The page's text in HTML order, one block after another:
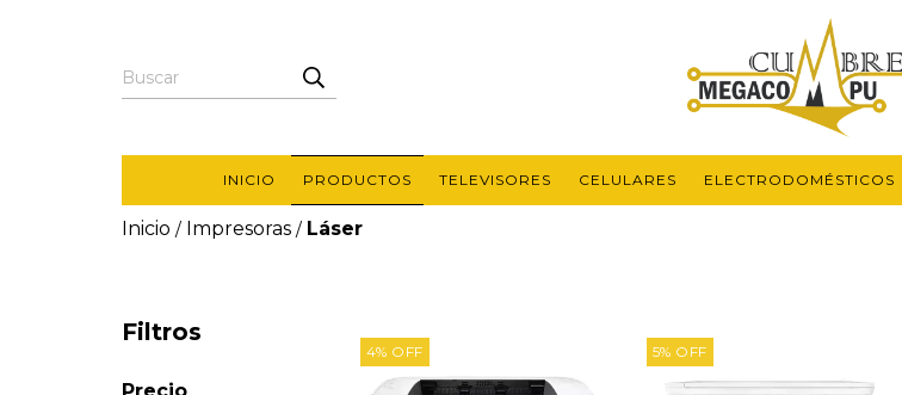
INICIO PRODUCTOS TELEVISORES CELULARES ELECTRODOMÉSTICOS
Inicio / Impresoras / Láser
Filtros
4% OFF 5% OFF